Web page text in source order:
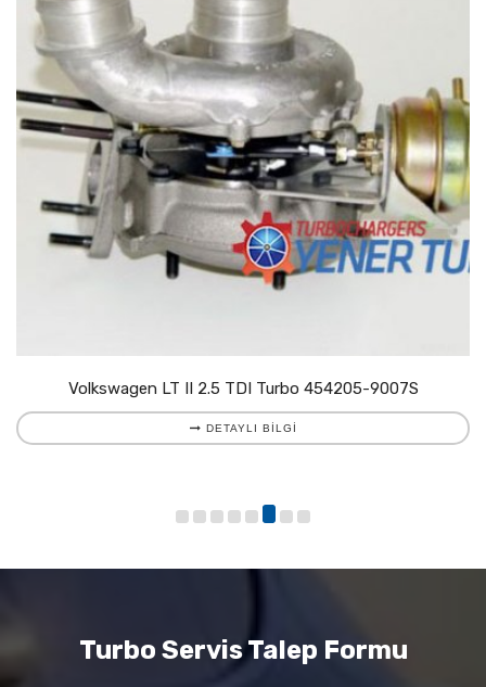
Volkswagen LT II 2.5 TDI Turbo 454205-9007S
DETAYLI BILGI
Turbo Servis Talep Formu